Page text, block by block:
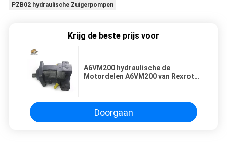
PZB02 hydraulische Zuigerpompen
Krijg de beste prijs voor
A6VM200 hydraulische de
Motordelen A6VM200 van Rexroth
Doorgaan